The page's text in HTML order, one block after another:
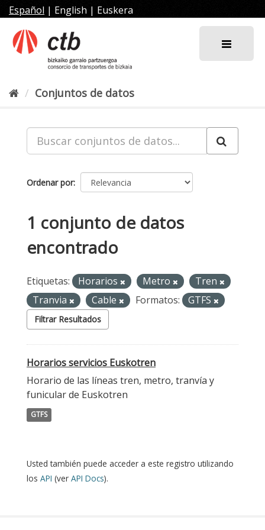
al
contenido
Español | English | Euskera
Conjuntos de datos
Ordenar por
1 conjunto de datos
encontrado
Etiquetas: Horarios Metro
Tren
Tranvia
Cable Formatos: GTFS
Filtrar Resultados
Horarios servicios Euskotren
Horario de las líneas tren, metro, tranvía y
funicular de Euskotren
GTFS
Usted también puede acceder a este registro utilizando
los API (ver API Docs).